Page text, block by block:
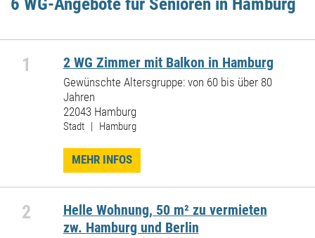
1 2 WG Zimmer mit Balkon in Hamburg
Gewünschte Altersgruppe: von 60 bis über 80
Jahren
22043 Hamburg
Stadt | Hamburg
MEHR INFOS
2
Helle Wohnung, 50 m² zu vermieten
zw. Hamburg und Berlin